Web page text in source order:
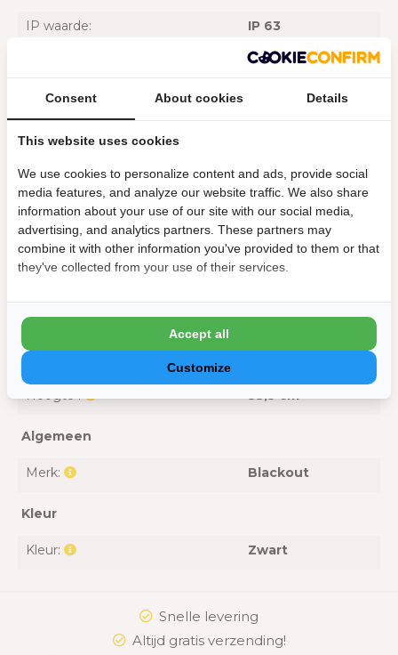
IP waarde: IP 63
Ja
Lichtbron verwijderbaar:
Materiaal:
Met dimfunctie: Ja
Voedingstype: Accu
Wattage: 2,52 w
Breedte: 17 cm
Hoogte : 33,5 cm
Algemeen
Merk: Blackout
Kleur
Kleur: Zwart
Snelle levering
Altijd gratis verzending!
Consent About cookies Details
This website uses cookies
We use cookies to personalize content and ads, provide social
media features, and analyze our website traffic. We also share
information about your use of our site with our social media,
advertising, and analytics partners. These partners may
combine it with other information you've provided to them or that
they've collected from your use of their services.
Customize
Accept all